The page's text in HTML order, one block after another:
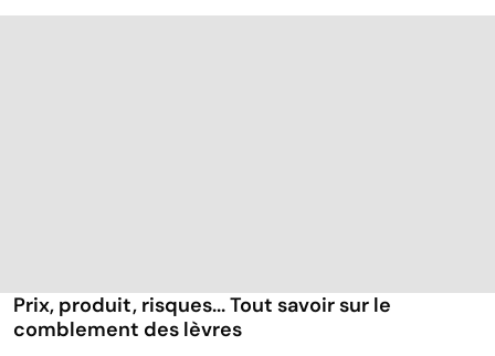
Prix, produit, risques... Tout savoir sur le
comblement des lèvres